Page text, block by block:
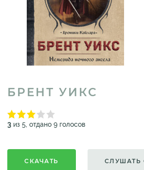
БРЕНТ УИКС
3 из 5, отдано 9 голосов
СКАЧАТЬ СЛУШАТЬ